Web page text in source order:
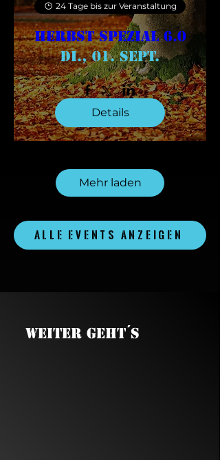
24 Tage bis zur Veranstaltung
Herbst Spezial 6.0
Di., 01. Sept.
Details
Mehr laden
ALLE EVENTS ANZEIGEN
Weiter geht´s